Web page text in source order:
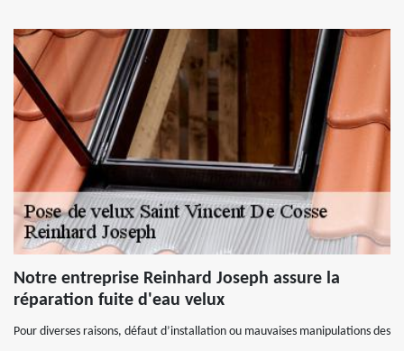
Notre entreprise Reinhard Joseph assure la
réparation fuite d'eau velux
Pour diverses raisons, défaut d’installation ou mauvaises manipulations des